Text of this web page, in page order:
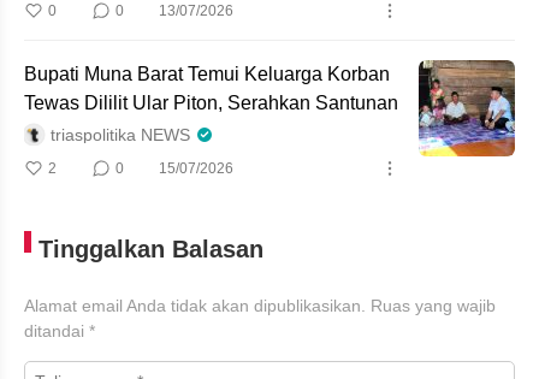
0 0 13/07/2026
Bupati Muna Barat Temui Keluarga Korban
Tewas Dililit Ular Piton, Serahkan Santunan
triaspolitika NEWS
2 0 15/07/2026
Tinggalkan Balasan
Alamat email Anda tidak akan dipublikasikan.
Ruas yang wajib
ditandai *